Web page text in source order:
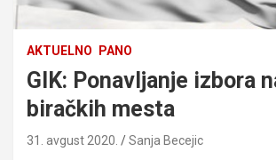
AKTUELNO PANO
GIK: Ponavljanje izbora
biračkih mesta
31. avgust 2020. Sanja Becejic